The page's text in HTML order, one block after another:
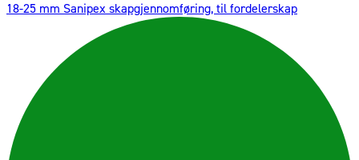
18-25 mm Sanipex skapgjennomføring, til fordelerskap